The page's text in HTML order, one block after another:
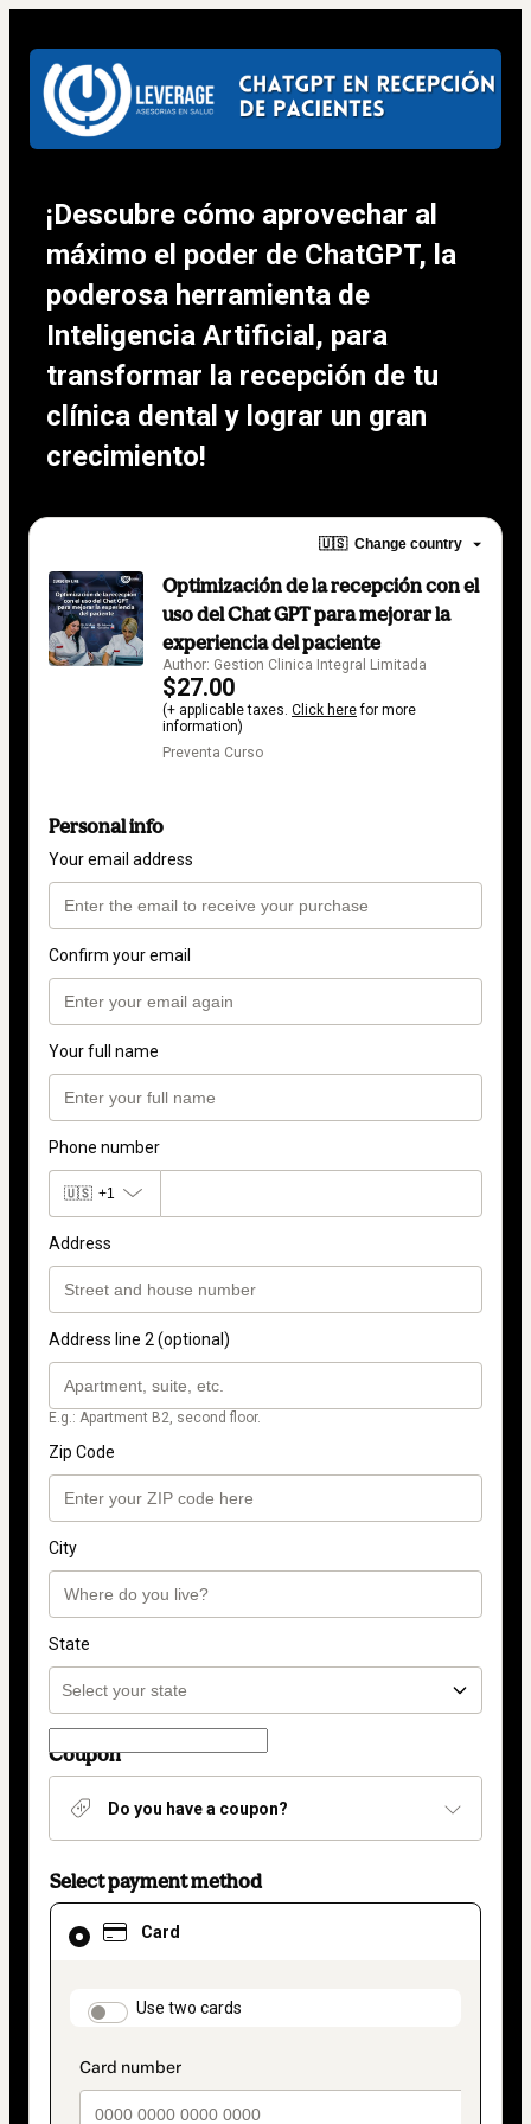
¡Descubre cómo aprovechar al
máximo el poder de ChatGPT, la
poderosa herramienta de
Inteligencia Artificial, para
transformar la recepción de tu
clínica dental y lograr un gran
crecimiento!
🇺🇸 Change country
Optimización de la recepción con el
uso del Chat GPT para mejorar la
experiencia del paciente
Author: Gestion Clinica Integral Limitada
$27.00
(+ applicable taxes. Click herefor more
information)
Preventa Curso
Personal info
Your email address
Confirm your email
Your full name
Phone number
🇺🇸 +1
Address
Address line 2 (optional)
E.g.: Apartment B2, second floor.
Zip Code
City
State
Coupon
Do you have a coupon?
Select payment method
Card
payment_data.section_title_v2
Use two cards
Card
selected
method